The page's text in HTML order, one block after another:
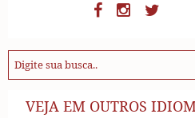
VEJA EM OUTROS